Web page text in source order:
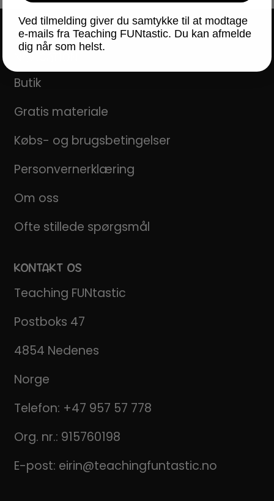
NAVIGATION
Butik
Gratis materiale
Købs- og brugsbetingelser
Personvernerklæring
Om oss
Ofte stillede spørgsmål
KONTAKT OS
Teaching FUNtastic
Postboks 47
4854 Nedenes
Norge
Telefon: +47 957 57 778
Org. nr.: 915760198
E-post: eirin@teachingfuntastic.no
Ved tilmelding giver du samtykke til at modtage
e-mails fra Teaching FUNtastic. Du kan afmelde
dig når som helst.